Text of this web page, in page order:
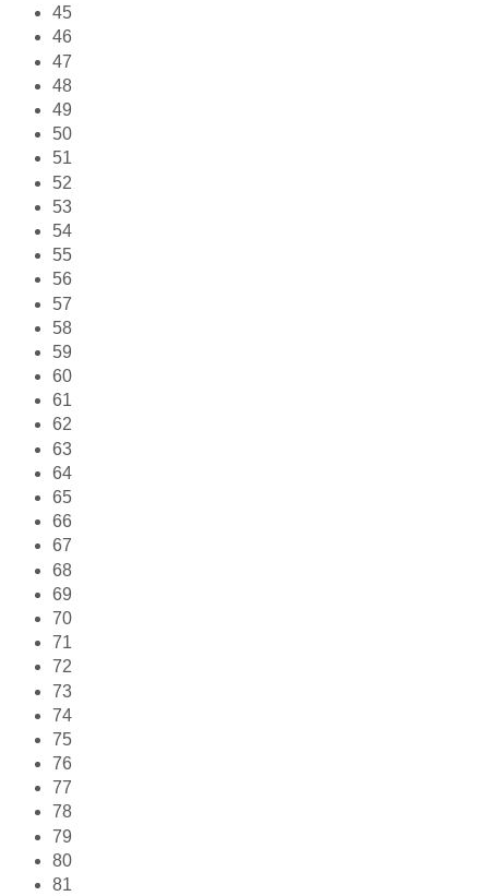
45
46
47
48
49
50
51
52
53
54
55
56
57
58
59
60
61
62
63
64
65
66
67
68
69
70
71
72
73
74
75
76
77
78
79
80
81